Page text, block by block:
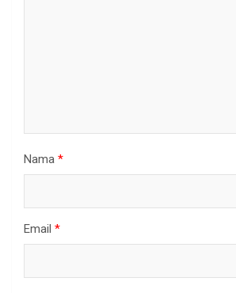
Nama *
Email *